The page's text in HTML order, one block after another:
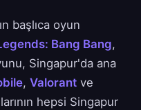
başlıca oyun
Bang Bang,
Singapur'da ana
, Valorant ve
hepsi Singapur